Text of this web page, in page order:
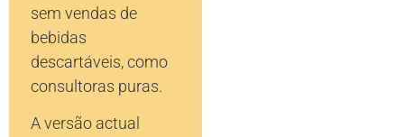
sem vendas de
bebidas
descartáveis, como
consultoras puras.
A versão actual